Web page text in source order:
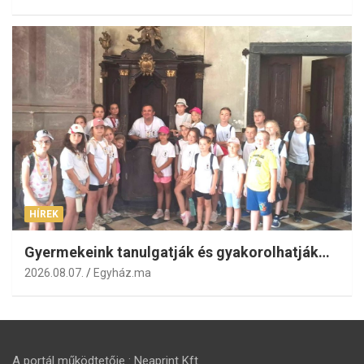
HÍREK
Gyermekeink tanulgatják és gyakorolhatják…
2026.08.07. Egyház.ma
A portál működtetője : Neaprint Kft.